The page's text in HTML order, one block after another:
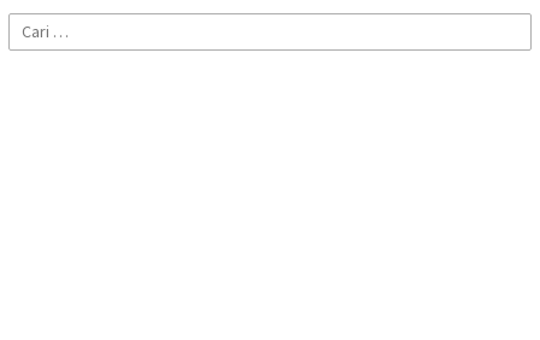
Cari
untuk: